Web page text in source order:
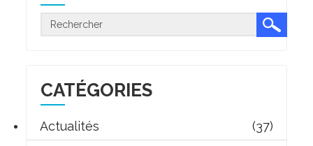
CATÉGORIES
Actualités
(37)